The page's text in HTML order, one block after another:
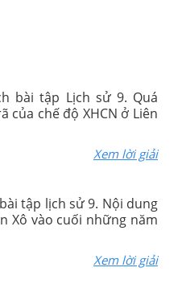
bài tập Lịch sử 9. Quá
của chế độ XHCN ở Liên
Xem lời giải
tập lịch sử 9. Nội dung
Xô vào cuối những năm
Xem lời giải